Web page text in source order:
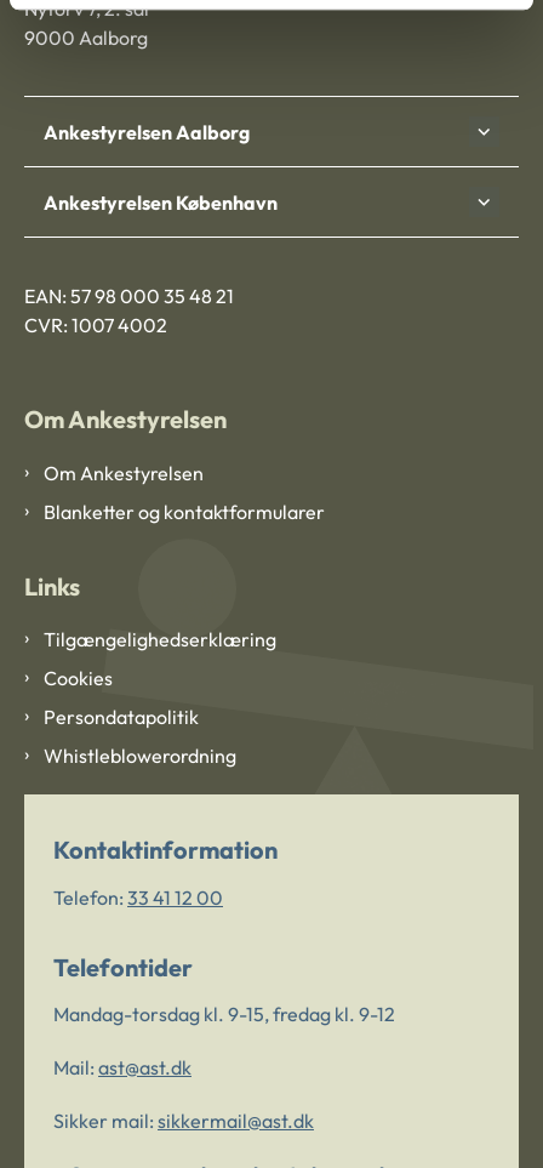
Nytorv 7, 2. sal
9000 Aalborg
Ankestyrelsen Aalborg
Ankestyrelsen København
EAN: 57 98 000 35 48 21
CVR: 1007 4002
Om Ankestyrelsen
Om Ankestyrelsen
Blanketter og kontaktformularer
Links
Tilgængelighedserklæring
Cookies
Persondatapolitik
Whistleblowerordning
Kontaktinformation
Telefon: 33 41 12 00
Telefontider
Mandag-torsdag kl. 9-15, fredag kl. 9-12
Mail: ast@ast.dk
Sikker mail: sikkermail@ast.dk